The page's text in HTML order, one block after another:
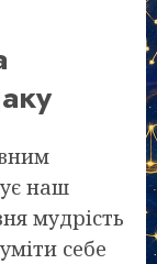
наш
мудрість
себе